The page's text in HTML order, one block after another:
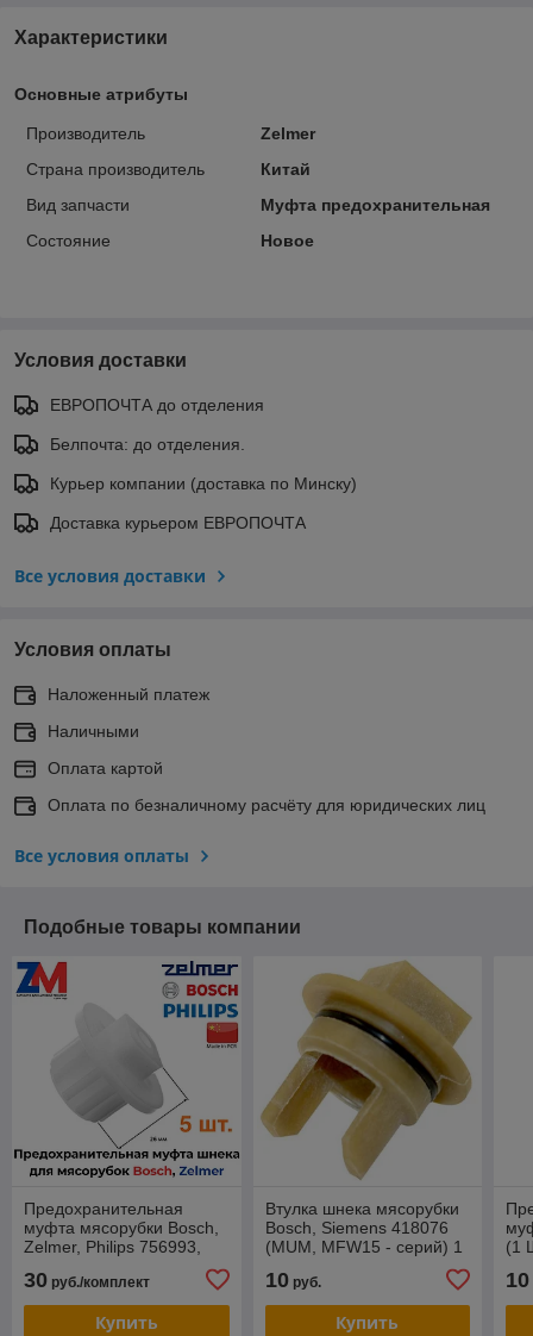
Характеристики
Основные атрибуты
Производитель
Zelmer
Страна производитель
Китай
Вид запчасти
Муфта предохранительная
Состояние
Новое
Условия доставки
ЕВРОПОЧТА до отделения
Белпочта: до отделения.
Курьер компании (доставка по Минску)
Доставка курьером ЕВРОПОЧТА
Все условия доставки
Условия оплаты
Наложенный платеж
Наличными
Оплата картой
Оплата по безналичному расчёту для юридических лиц
Все условия оплаты
Подобные товары компании
Предохранительная
муфта мясорубки Bosch,
Zelmer, Philips 756993,
00630701, 420306564070
(совместимая) (5 штук)
30 руб./комплект
Купить
Втулка шнека мясорубки
Bosch, Siemens 418076
(MUM, MFW15 - серий) 1
10руб.
Купить
(1
10